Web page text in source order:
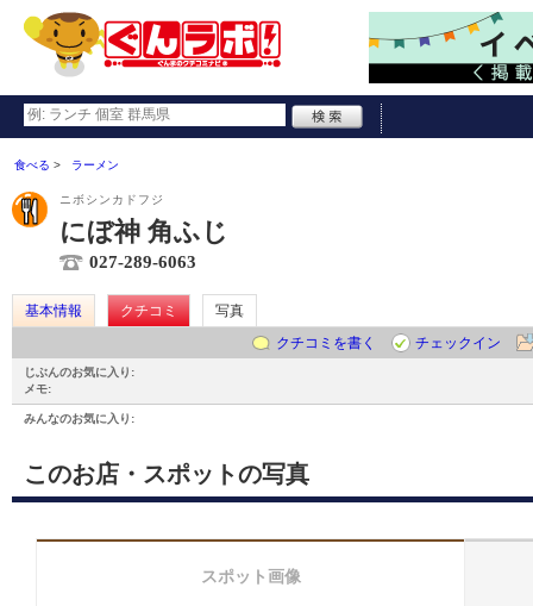
食べる ラーメン
ニボシンカドフジ
にぼ神 角ふじ
027-289-6063
基本情報 クチコミ
写真
クチコミを書く
チェックイン
じぶんのお気に入り:
メモ:
みんなのお気に入り:
このお店・スポットの写真
スポット画像